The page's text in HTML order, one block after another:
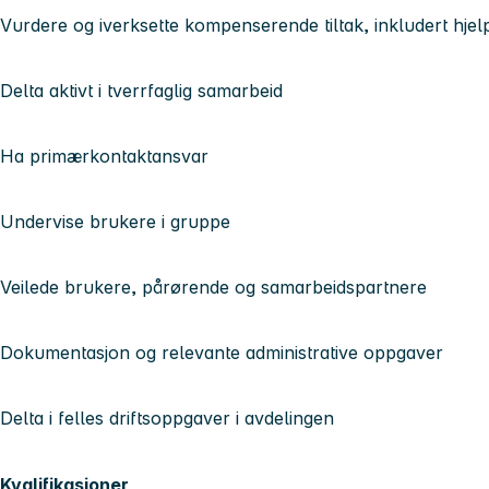
Vurdere og iverksette kompenserende tiltak, inkludert
Delta aktivt i tverrfaglig samarbeid
Ha primærkontaktansvar
Undervise brukere i gruppe
Veilede brukere, pårørende og samarbeidspartnere
Dokumentasjon og relevante administrative oppgaver
Delta i felles driftsoppgaver i avdelingen